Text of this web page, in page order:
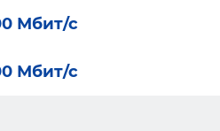
Мбит/с
Мбит/с